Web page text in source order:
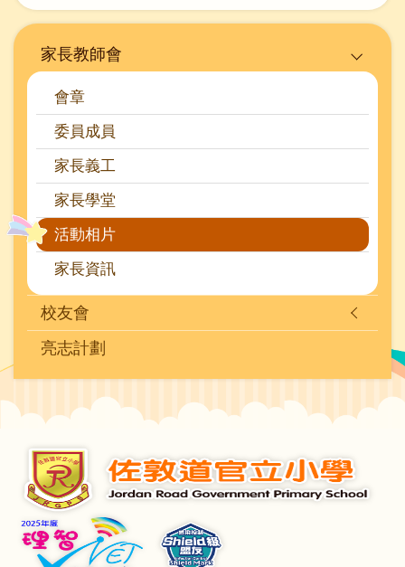
Main
navigation
師
會
活
動
)
家長教師會
會章
委員成員
家長義工
家長學堂
活動相片
家長資訊
校友會
亮志計劃